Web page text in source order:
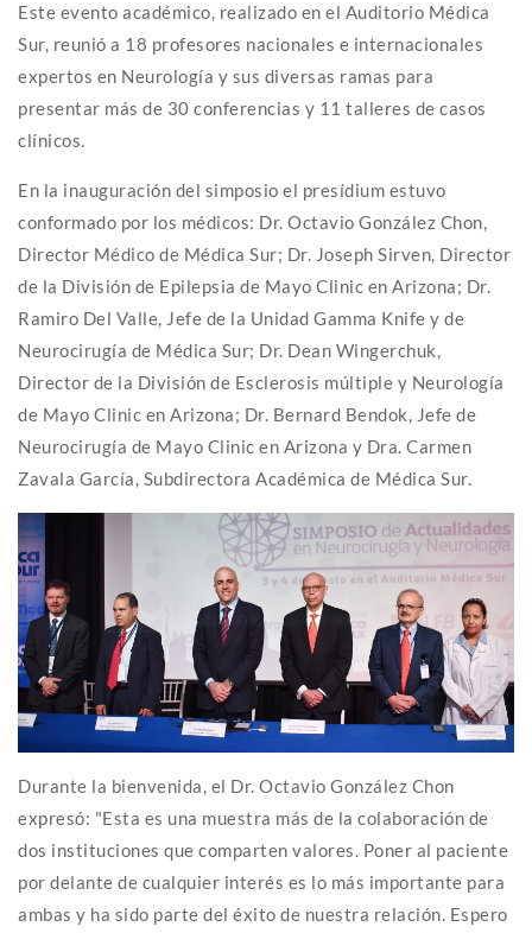
Este evento académico, realizado en el Auditorio Médica
Sur, reunió a 18 profesores nacionales e internacionales
expertos en Neurología y sus diversas ramas para
presentar más de 30 conferencias y 11 talleres de casos
clínicos.
En la inauguración del simposio el presídium estuvo
conformado por los médicos: Dr. Octavio González Chon,
Director Médico de Médica Sur; Dr. Joseph Sirven, Director
de la División de Epilepsia de Mayo Clinic en Arizona; Dr.
Ramiro Del Valle, Jefe de la Unidad Gamma Knife y de
Neurocirugía de Médica Sur; Dr. Dean Wingerchuk,
Director de la División de Esclerosis múltiple y Neurología
de Mayo Clinic en Arizona; Dr. Bernard Bendok, Jefe de
Neurocirugía de Mayo Clinic en Arizona y Dra. Carmen
Zavala García, Subdirectora Académica de Médica Sur.
Durante la bienvenida, el Dr. Octavio González Chon
expresó: "Esta es una muestra más de la colaboración de
dos instituciones que comparten valores. Poner al paciente
por delante de cualquier interés es lo más importante para
ambas y ha sido parte del éxito de nuestra relación. Espero